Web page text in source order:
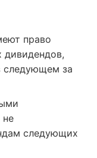
право
дивидендов,
следующем за
не
следующих